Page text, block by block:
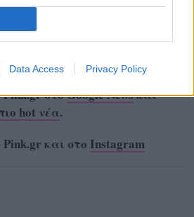
Data Access Privacy Policy
Pink.gr στοGoogle Newsκαι
hot νέα.
και στο Instagram